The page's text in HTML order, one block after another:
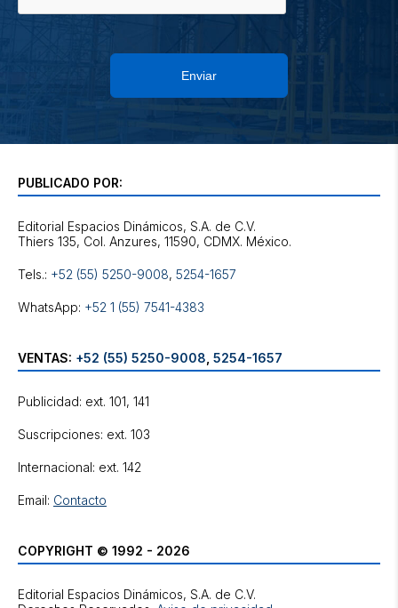
Enviar
PUBLICADO POR:
Editorial Espacios Dinámicos, S.A. de C.V.
Tels.: +52 (55) 5250-9008, 5254-1657
WhatsApp: +52 1 (55) 7541-4383
VENTAS: +52 (55) 5250-9008 5254-1657
Publicidad: ext. 101, 141
Suscripciones: ext. 103
Internacional: ext. 142
Email: Contacto
COPYRIGHT © 1992 - 2026
Editorial Espacios Dinámicos, S.A. de C.V.